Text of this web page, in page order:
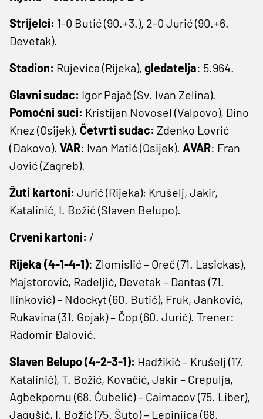
Strijelci: 1-0 Butić (90.+3.), 2-0 Jurić (90.+6.
Devetak).
Stadion: Rujevica (Rijeka), gledatelja: 5.964.
Glavni sudac: Igor Pajač (Sv. Ivan Zelina).
Pomoćni suci: Kristijan Novosel (Valpovo), Dino
Knez (Osijek). Četvrti sudac: Zdenko Lovrić
(Đakovo). VAR: Ivan Matić (Osijek). AVAR: Fran
Jović (Zagreb).
Žuti kartoni: Jurić (Rijeka); Krušelj, Jakir,
Katalinić, I. Božić (Slaven Belupo).
Crveni kartoni: /
Rijeka (4-1-4-1): Zlomislić – Oreč (71. Lasickas),
Majstorović, Radeljić, Devetak – Dantas (71.
Ilinković) – Ndockyt (60. Butić), Fruk, Janković,
Rukavina (31. Gojak) – Čop (60. Jurić). Trener:
Radomir Đalović.
Slaven Belupo (4-2-3-1): Hadžikić – Krušelj (17.
Katalinić), T. Božić, Kovačić, Jakir – Crepulja,
Agbekpornu (68. Ćubelić) – Caimacov (75. Liber),
Jagušić, I. Božić (75. Šuto) – Lepinjica (68.